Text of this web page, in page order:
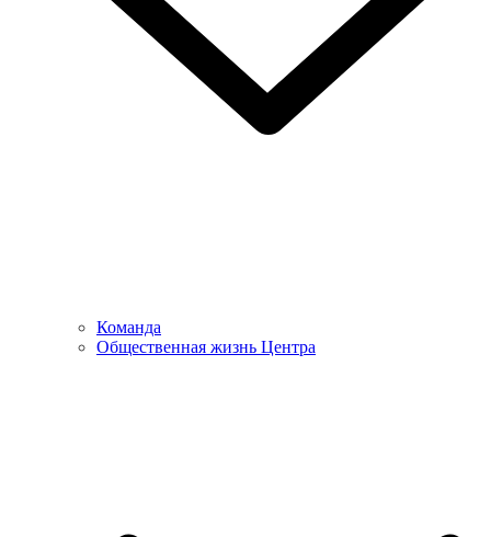
Команда
Общественная жизнь Центра